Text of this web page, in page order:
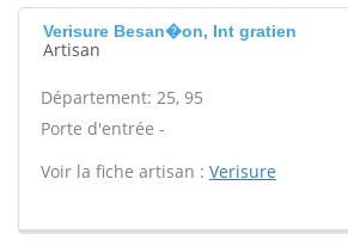
Verisure Besan�on, Int gratien
Artisan
Département: 25, 95
Porte d'entrée -
Voir la fiche artisan : Verisure